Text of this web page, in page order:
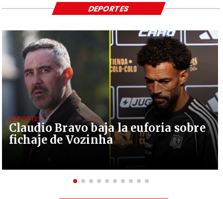
Claudio Bravo baja la euforia sobre
fichaje de Vozinha
DEPORTES
DEPORTES